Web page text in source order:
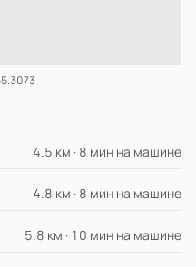
4.5 км · 8 мин на машине
4.8 км · 8 мин на машине
5.8 км · 10 мин на машине